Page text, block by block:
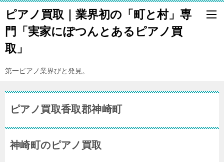
ピアノ買取｜業界初の「町と村」専
門「実家にぽつんとあるピアノ買
取」
第一ピアノ業界びと発見。
ピアノ買取香取郡神崎町
神崎町のピアノ買取